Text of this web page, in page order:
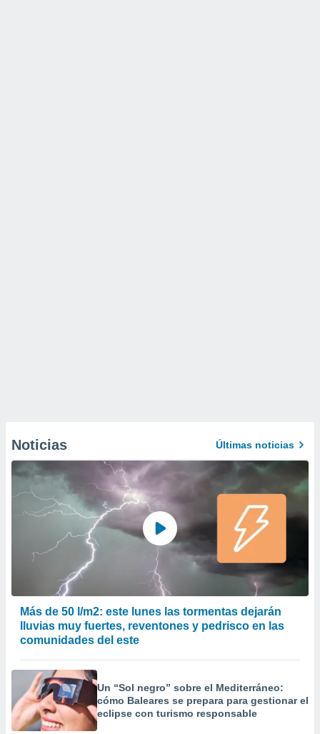
Noticias Últimas noticias
Más de 50 l/m2: este lunes las tormentas dejarán
lluvias muy fuertes, reventones y pedrisco en las
comunidades del este
Un “Sol negro” sobre el Mediterráneo:
cómo Baleares se prepara para gestionar el
eclipse con turismo responsable